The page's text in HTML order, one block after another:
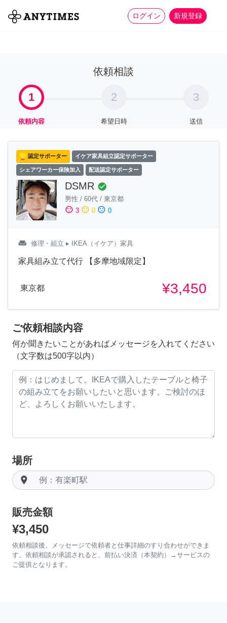
ログイン 新規登録
全て 家事 more_horiz
依頼相談
1
依頼内容
2
希望日時
3
送信
認定サポーター イケア家具組立認定サポーター
シェアワーカー保険加入 配送認定サポーター
DSMR check_circle
男性 / 60代 / 東京都
sentiment_satisfied 3 sentiment_neutral 0 sentiment_dissatisfied 0
weekend 修理・組立 ▸ IKEA（イケア）家具
家具組み立て代行 【多摩地域限定】
東京都 ¥3,450
ご依頼相談内容
何か聞きたいことがあればメッセージを入れてください
（文字数は500字以内）
場所
room
販売金額
¥3,450
依頼相談後、メッセージで依頼者と仕事詳細のすり合わせができま
す。依頼相談が承認されると、前払い決済（本契約）→サービスの
ご提供となります。